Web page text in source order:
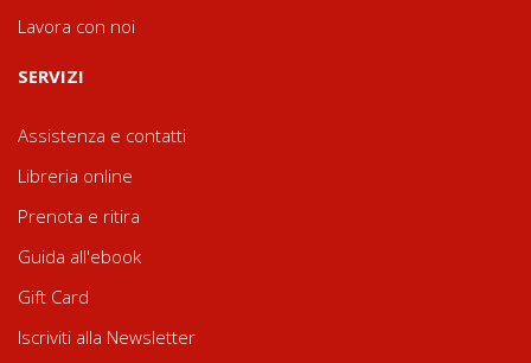
Lavora con noi
SERVIZI
Assistenza e contatti
Libreria online
Prenota e ritira
Guida all'ebook
Gift Card
Iscriviti alla Newsletter